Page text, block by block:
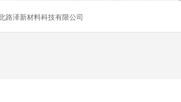
路泽新材料科技有限公司